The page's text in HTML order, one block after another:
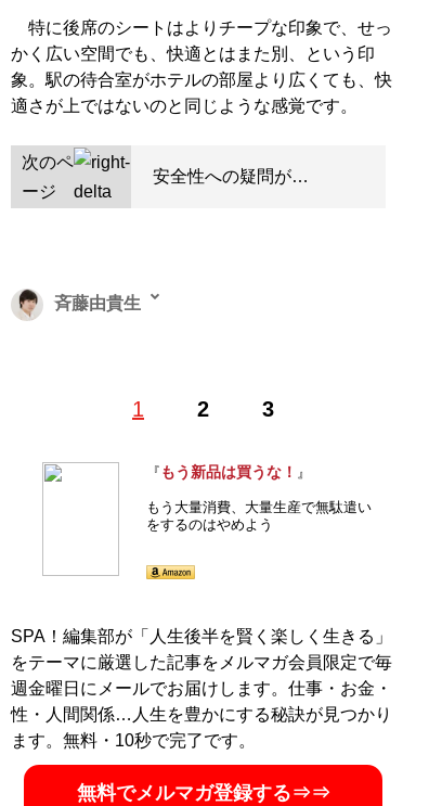
特に後席のシートはよりチープな印象で、せっ
かく広い空間でも、快適とはまた別、という印
象。駅の待合室がホテルの部屋より広くても、快
適さが上ではないのと同じような感覚です。
次のペ
ージ
安全性への疑問が…
1 2 3
斉藤由貴生
で執筆。母方の祖父はチャコット創業者、父
婚。中学1年生の頃より、企業のホームページ作成業務
購入。その頃、買った値段より高く売る腕時計投資を考
案し、時計の売買で資金を増やしていく。高校卒業後は
就職、5年間の社会人経験を経てから筑波大学情報学群
却、ロールスロイスは実質10万円で購入。著書に『腕時
計投資のすすめ』（イカロス出版）と『もう新品は買う
な！』がある
『もう新品は買うな！
『 もう新品は買うな！ 』
もう大量消費、大量生産で無駄遣い
をするのはやめよう
SPA！編集部が「人生後半を賢く楽しく生きる」
をテーマに厳選した記事をメルマガ会員限定で毎
週金曜日にメールでお届けします。仕事・お金・
性・人間関係…人生を豊かにする秘訣が見つかり
ます。無料・10秒で完了です。
無料でメルマガ登録する⇒⇒